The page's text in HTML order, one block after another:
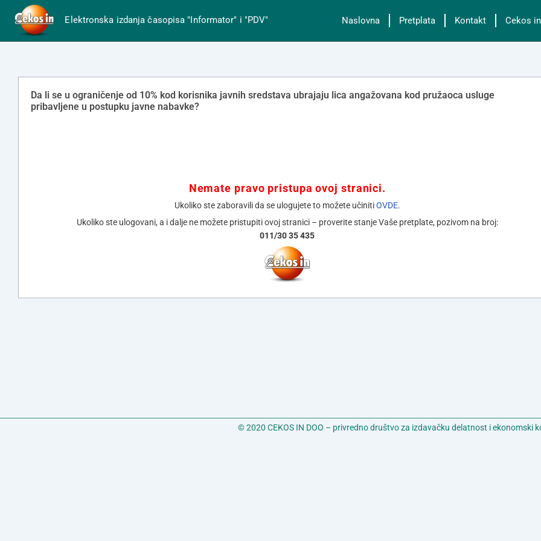
Elektronska izdanja časopisa "Informator" i "PDV" Naslovna Pretplata Kontakt Cekos in
Da li se u ograničenje od 10% kod korisnika javnih sredstava ubrajaju lica angažovana kod pružaoca usluge
pribavljene u postupku javne nabavke?
Nemate pravo pristupa ovoj stranici.
Ukoliko ste zaboravili da se ulogujete to možete učinitiOVDE.
Ukoliko ste ulogovani, a i dalje ne možete pristupiti ovoj stranici – proverite stanje Vaše pretplate, pozivom na broj:
011/30 35 435
© 2020 CEKOS IN DOO – privredno društvo za izdavačku delatnost i ekonomski